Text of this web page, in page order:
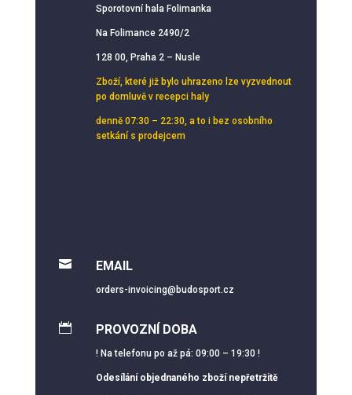
Sporotovní hala Folimanka
Na Folimance 2490/2
128 00, Praha 2 – Nusle
Zboží, které již bylo uhrazeno lze vyzvednout
po domluvě v recepci haly
denně 07:30 – 22:30, a to i bez osobního
setkání s prodejcem
 EMAIL
orders-invoicing@budosport.cz
 PROVOZNÍ DOBA
! Na telefonu po až pá: 09:00 – 19:30 !
Odesílání objednaného zboží nepřetržitě